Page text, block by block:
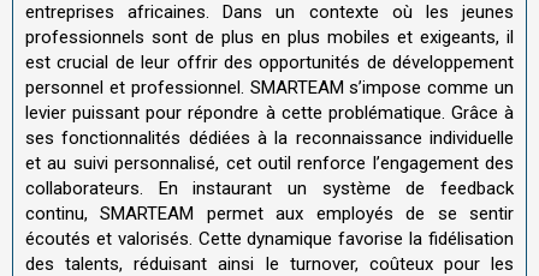
entreprises africaines. Dans un contexte où les jeunes
professionnels sont de plus en plus mobiles et exigeants, il
est crucial de leur offrir des opportunités de développement
personnel et professionnel. SMARTEAM s’impose comme un
levier puissant pour répondre à cette problématique. Grâce à
ses fonctionnalités dédiées à la reconnaissance individuelle
et au suivi personnalisé, cet outil renforce l’engagement des
collaborateurs. En instaurant un système de feedback
continu, SMARTEAM permet aux employés de se sentir
écoutés et valorisés. Cette dynamique favorise la fidélisation
des talents, réduisant ainsi le turnover, coûteux pour les